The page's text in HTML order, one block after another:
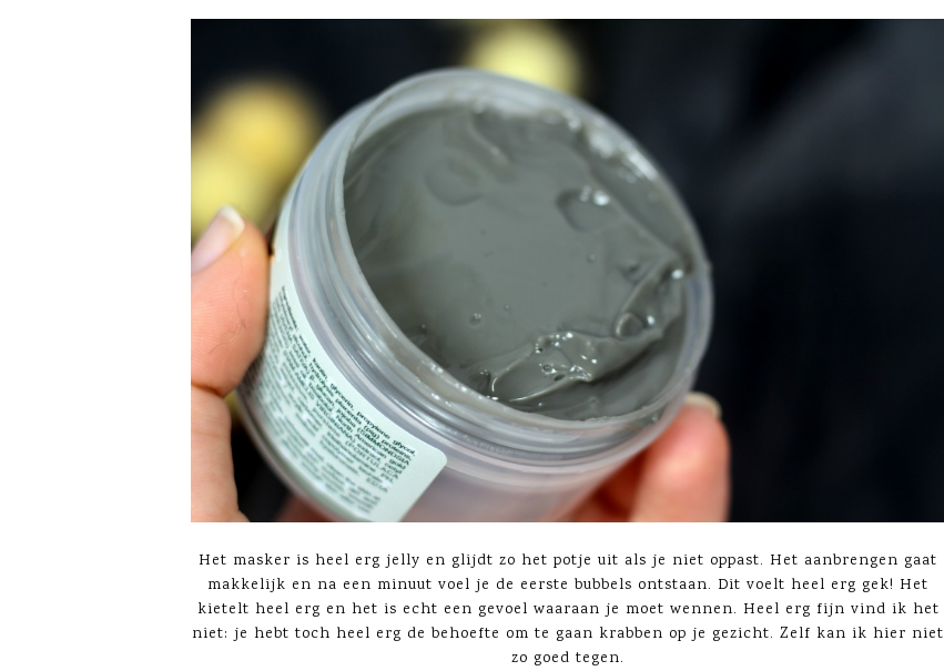
Het masker is heel erg jelly en glijdt zo het potje uit als je niet oppast. Het aanbrengen gaat
makkelijk en na een minuut voel je de eerste bubbels ontstaan. Dit voelt heel erg gek! Het
kietelt heel erg en het is echt een gevoel waaraan je moet wennen. Heel erg fijn vind ik het
niet: je hebt toch heel erg de behoefte om te gaan krabben op je gezicht. Zelf kan ik hier niet
zo goed tegen.